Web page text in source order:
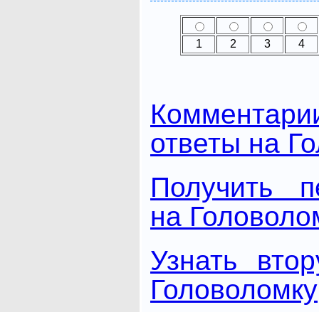
1 2 3 4
ответы на
Получить
на
Узнать
Головоломку